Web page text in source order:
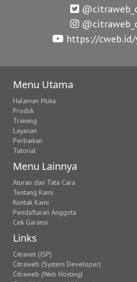
https://
Menu Utama
Halaman Muka
Produk
Training
Layanan
Perbaikan
Tutorial
Menu Lainnya
Aturan dan Tata Cara
Tentang Kami
Kontak Kami
Pendaftaran Anggota
Cek Garansi
Links
Citranet (ISP)
Citraweb (System Developer)
Citraweb (Web Hosting)